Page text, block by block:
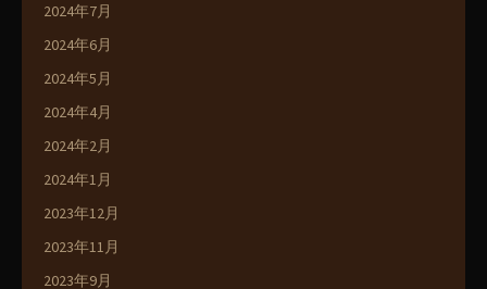
2024年7月
2024年6月
2024年5月
2024年4月
2024年2月
2024年1月
2023年12月
2023年11月
2023年9月